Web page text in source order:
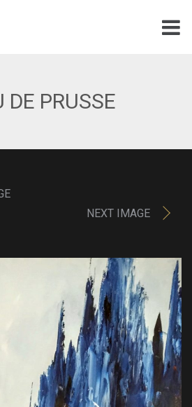
DE PRUSSE
NEXT IMAGE